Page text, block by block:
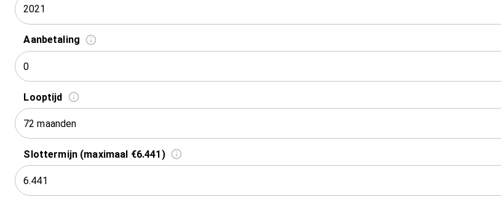
2021
Aanbetaling
Looptijd
72 maanden
Slottermijn (maximaal €6.441)